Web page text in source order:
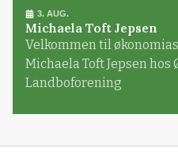
3. AUG.
Michaela Toft Jepsen
Velkommen til
Michaela Toft Jepsen hos
Landboforening